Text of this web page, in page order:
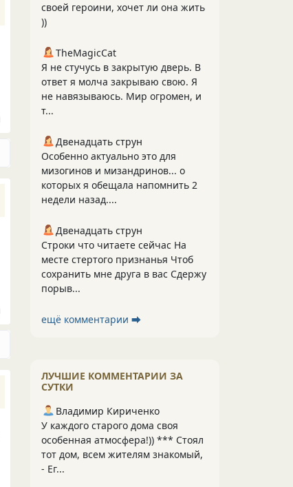
своей героини, хочет ли она жить
))
TheMagicCat
Я не стучусь в закрытую дверь. В
ответ я молча закрываю свою. Я
не навязываюсь. Мир огромен, и
т...
Двенадцать струн
Особенно актуально это для
мизогинов и мизандринов... о
которых я обещала напомнить 2
недели назад....
Двенадцать струн
Строки что читаете сейчас На
месте стертого признанья Чтоб
сохранить мне друга в вас Сдержу
порыв...
ещё комментарии ⮕
ЛУЧШИЕ КОММЕНТАРИИ ЗА
СУТКИ
Владимир Кириченко
У каждого старого дома своя
особенная атмосфера!)) *** Стоял
тот дом, всем жителям знакомый,
- Ег...